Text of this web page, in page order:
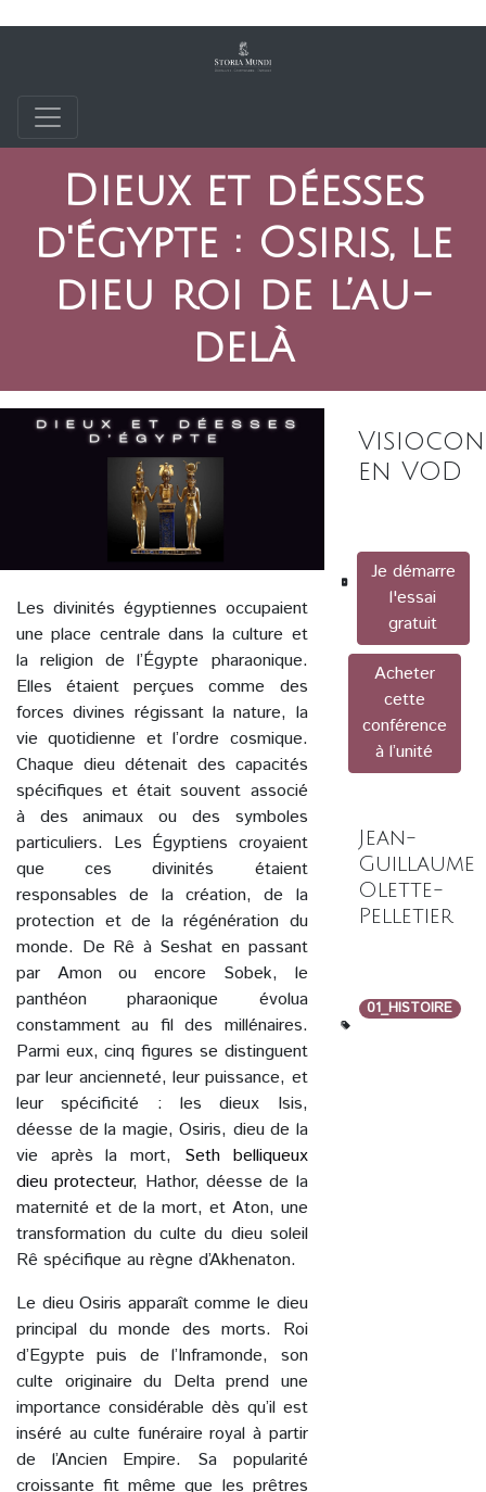
Dieux et déesses
d'Égypte : Osiris, le
dieu roi de l’au-
delà
Les divinités égyptiennes occupaient
une place centrale dans la culture et
la religion de l’Égypte pharaonique.
Elles étaient perçues comme des
forces divines régissant la nature, la
vie quotidienne et l’ordre cosmique.
Chaque dieu détenait des capacités
spécifiques et était souvent associé
à des animaux ou des symboles
particuliers. Les Égyptiens croyaient
que ces divinités étaient
responsables de la création, de la
protection et de la régénération du
monde. De Rê à Seshat en passant
par Amon ou encore Sobek, le
panthéon pharaonique évolua
constamment au fil des millénaires.
Parmi eux, cinq figures se distinguent
par leur ancienneté, leur puissance, et
leur spécificité : les dieux Isis,
déesse de la magie, Osiris, dieu de la
vie après la mort, Seth belliqueux
dieu protecteur, Hathor, déesse de la
maternité et de la mort, et Aton, une
transformation du culte du dieu soleil
Rê spécifique au règne d’Akhenaton.
Le dieu Osiris apparaît comme le dieu
principal du monde des morts. Roi
d’Egypte puis de l’Inframonde, son
culte originaire du Delta prend une
importance considérable dès qu’il est
inséré au culte funéraire royal à partir
de l’Ancien Empire. Sa popularité
croissante fit même que les prêtres
en VOD
Je démarre
l'essai
gratuit
Acheter
cette
conférence
à l’unité
Jean-
Guillaume
Olette-
Pelletier
01_HISTOIRE